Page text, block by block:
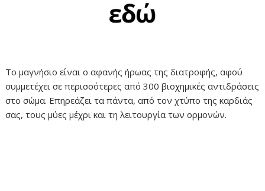
Το μαγνήσιο είναι ο αφανής ήρωας της διατροφής, αφού
συμμετέχει σε περισσότερες από 300 βιοχημικές αντιδράσεις
στο σώμα. Επηρεάζει τα πάντα, από τον χτύπο της καρδιάς
σας, τους μύες μέχρι και τη λειτουργία των ορμονών.